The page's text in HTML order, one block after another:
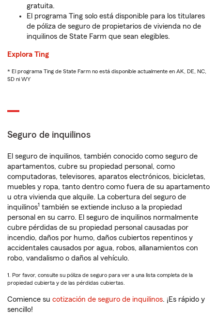
gratuita.
El programa Ting solo está disponible para los titulares
de póliza de seguro de propietarios de vivienda no de
inquilinos de State Farm que sean elegibles.
Explora Ting
* El programa Ting de State Farm no está disponible actualmente en AK, DE, NC,
SD ni WY
Seguro de inquilinos
El seguro de inquilinos, también conocido como seguro de
apartamentos, cubre su propiedad personal, como
computadoras, televisores, aparatos electrónicos, bicicletas,
muebles y ropa, tanto dentro como fuera de su apartamento
u otra vivienda que alquile. La cobertura del seguro de
inquilinos1 también se extiende incluso a la propiedad
personal en su carro. El seguro de inquilinos normalmente
cubre pérdidas de su propiedad personal causadas por
incendio, daños por humo, daños cubiertos repentinos y
accidentales causados por agua, robos, allanamientos con
robo, vandalismo o daños al vehículo.
1. Por favor, consulte su póliza de seguro para ver a una lista completa de la
propiedad cubierta y de las pérdidas cubiertas.
Comience su cotización de seguro de inquilinos. ¡Es rápido y
sencillo!